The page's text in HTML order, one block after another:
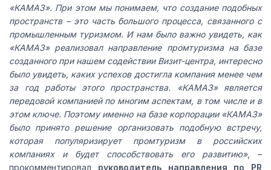
«КАМАЗ». При этом мы понимаем, что создание подобных
пространств – это часть большого процесса, связанного с
промышленным туризмом. И нам было важно увидеть, как
«КАМАЗ» реализовал направление промтуризма на базе
созданного при нашем содействии Визит-центра, интересно
было увидеть, каких успехов достигла компания менее чем
за год работы этого пространства. «КАМАЗ» является
передовой компанией по многим аспектам, в том числе и в
этом ключе. Поэтому именно на базе корпорации «КАМАЗ»
было принято решение организовать подобную встречу,
которая популяризирует промтуризм в российских
компаниях и будет способствовать его развитию», –
прокомментировал руководитель направления по PR